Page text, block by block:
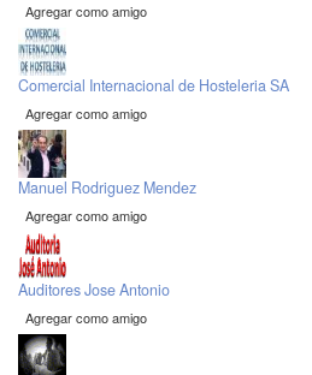
Agregar como amigo
Comercial Internacional de Hosteleria SA
Agregar como amigo
Manuel Rodriguez Mendez
Agregar como amigo
Auditores Jose Antonio
Agregar como amigo